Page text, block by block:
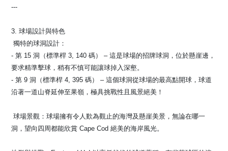
---
3. 球場設計與特色
️‍️ 獨特的球洞設計：
- 第 15 洞（標準桿 3, 140 碼） – 這是球場的招牌球洞，位於懸崖邊，
要求精準擊球，稍有不慎可能讓球掉入深壑。
- 第 9 洞（標準桿 4, 395 碼） – 這個球洞從球場的最高點開球，球道
沿著一道山脊延伸至果嶺，極具挑戰性且風景絕美！
️ 球場景觀：球場擁有令人歎為觀止的海灣及懸崖美景，無論在哪一
洞，望向四周都能欣賞 Cape Cod 絕美的海岸風光。